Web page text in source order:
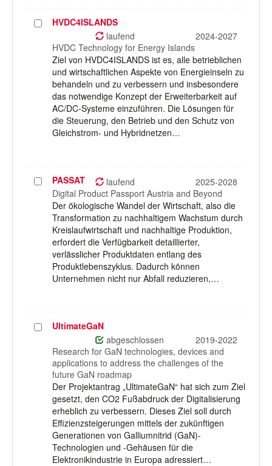
ProjektHVDC4ISLANDS
laufend
2024-2027
HVDC Technology for Energy Islands
Ziel von HVDC4ISLANDS ist es, alle betrieblichen
und wirtschaftlichen Aspekte von Energieinseln zu
behandeln und zu verbessern und insbesondere
das notwendige Konzept der Erweiterbarkeit auf
AC/DC-Systeme einzuführen. Die Lösungen für
die Steuerung, den Betrieb und den Schutz von
Gleichstrom- und Hybridnetzen…
Projekt
auswählen
PASSAT laufend
2025-2028
Digital Product Passport Austria and Beyond
Der ökologische Wandel der Wirtschaft, also die
Transformation zu nachhaltigem Wachstum durch
Kreislaufwirtschaft und nachhaltige Produktion,
erfordert die Verfügbarkeit detaillierter,
verlässlicher Produktdaten entlang des
Produktlebenszyklus. Dadurch können
Unternehmen nicht nur Abfall reduzieren,…
ProjektUltimateGaN
abgeschlossen
2019-2022
Research for GaN technologies, devices and
applications to address the challenges of the
future GaN roadmap
Der Projektantrag „UltimateGaN“ hat sich zum Ziel
gesetzt, den CO2 Fußabdruck der Digitalisierung
erheblich zu verbessern. Dieses Ziel soll durch
Effizienzsteigerungen mittels der zukünftigen
Generationen von Galliumnitrid (GaN)-
Technologien und -Gehäusen für die
Elektronikindustrie in Europa adressiert…